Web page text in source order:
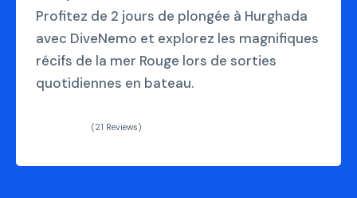
Profitez de 2 jours de plongée à Hurghada
avec DiveNemo et explorez les magnifiques
récifs de la mer Rouge lors de sorties
quotidiennes en bateau.
(21 Reviews)